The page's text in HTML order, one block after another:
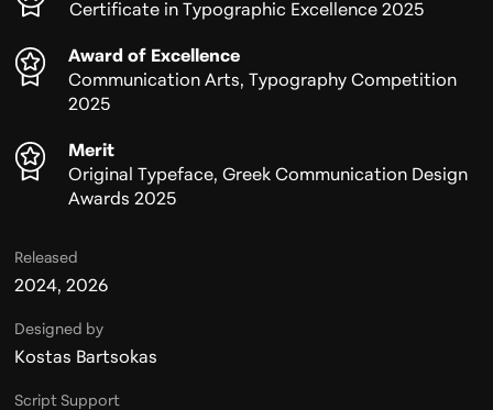
Certificate in Typographic Excellence 2025
Award of Excellence
Communication Arts, Typography Competition
2025
Merit
Original Typeface, Greek Communication Design
Awards 2025
Released
2024, 2026
Designed by
Kostas Bartsokas
Script Support